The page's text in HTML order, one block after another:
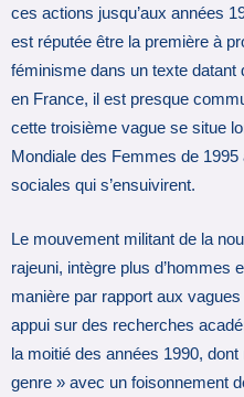
ces actions jusqu’aux années
est réputée être la première à
féminisme dans un texte
en France, il est presque
cette troisième vague se situe
Mondiale des Femmes de
sociales qui s’ensuivirent.
Le mouvement militant de la
rajeuni, intègre plus d’hommes
manière par rapport aux
appui sur des recherches
la moitié des années 1990,
genre » avec un foisonnement